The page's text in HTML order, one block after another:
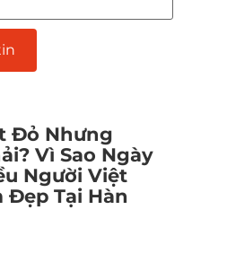
Đỏ Nhưng
Vì Sao Ngày
Người Việt
Đẹp Tại Hàn